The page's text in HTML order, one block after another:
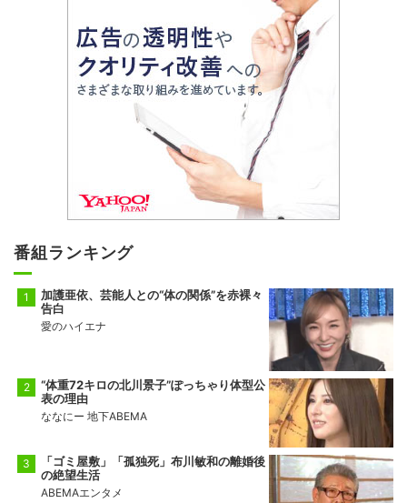
番組ランキング
加護亜依、芸能人との“体の関係”を赤裸々
告白
愛のハイエナ
“体重72キロの北川景子”ぽっちゃり体型公
表の理由
ななにー 地下ABEMA
「ゴミ屋敷」「孤独死」布川敏和の離婚後
の絶望生活
ABEMAエンタメ